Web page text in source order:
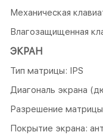
Механическая
Влагозащищенная
ЭКРАН
Тип матрицы: IPS
Диагональ экрана
Разрешение
Покрытие экрана: